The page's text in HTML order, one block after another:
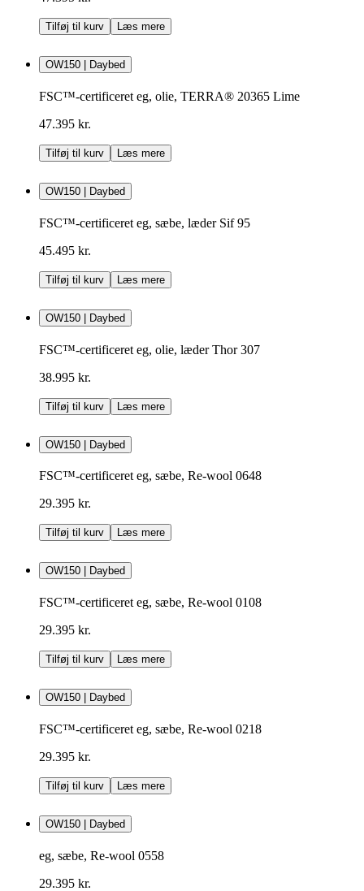
Tilføj til kurv Læs mere
OW150 | Daybed
FSC™-certificeret eg, olie, TERRA® 20365 Lime
47.395 kr.
Tilføj til kurv Læs mere
OW150 | Daybed
FSC™-certificeret eg, sæbe, læder Sif 95
45.495 kr.
Tilføj til kurv Læs mere
OW150 | Daybed
FSC™-certificeret eg, olie, læder Thor 307
38.995 kr.
Tilføj til kurv Læs mere
OW150 | Daybed
FSC™-certificeret eg, sæbe, Re-wool 0648
29.395 kr.
Tilføj til kurv Læs mere
OW150 | Daybed
FSC™-certificeret eg, sæbe, Re-wool 0108
29.395 kr.
Tilføj til kurv Læs mere
OW150 | Daybed
FSC™-certificeret eg, sæbe, Re-wool 0218
29.395 kr.
Tilføj til kurv Læs mere
OW150 | Daybed
eg, sæbe, Re-wool 0558
29.395 kr.